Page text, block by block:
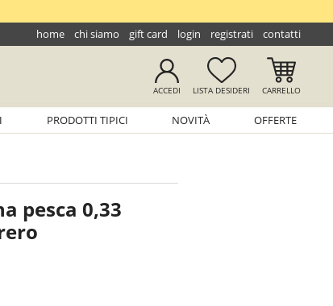
home chi siamo gift card login registrati contatti
ACCEDI LISTADESIDERI CARRELLO
PRODOTTI TIPICI NOVITÀ OFFERTE
pesca 0,33